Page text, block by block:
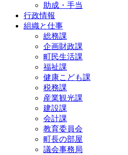
助成・手当
行政情報
組織と仕事
総務課
企画財政課
町民生活課
福祉課
健康こども課
税務課
産業観光課
建設課
会計課
教育委員会
町長の部屋
議会事務局